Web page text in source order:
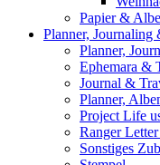
Papier &
Planner,
Planner,
Ephemara &
Journal &
Planner,
Project Life
Ranger
Sonstiges